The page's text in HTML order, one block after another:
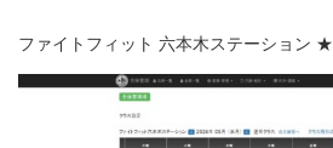
ファイトフィット 六本木ステーション ★